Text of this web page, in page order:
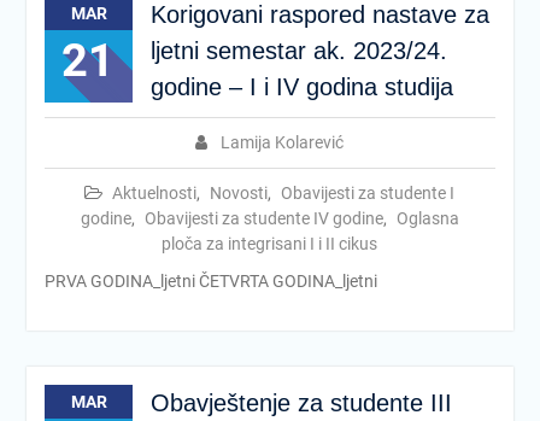
MAR
21
Korigovani raspored nastave za
ljetni semestar ak. 2023/24.
godine – I i IV godina studija
Lamija Kolarević
Aktuelnosti, Novosti,
Obavijesti za studente I
godine, Obavijesti za studente IV godine,
Oglasna
ploča za integrisani I i II cikus
PRVA GODINA_ljetni ČETVRTA GODINA_ljetni
MAR
Obavještenje za studente III